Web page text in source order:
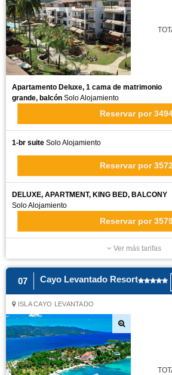
Apartamento Deluxe, 1 cama de matrimonio
grande, balcón Solo Alojamiento
Reservar por
1-br suite Solo Alojamiento
Reservar por
DELUXE, APARTMENT, KING BED, BALCONY
Solo Alojamiento
Reservar por
Ver más tarifas
07 Cayo Levantado Resort
ISLA CAYO LEVANTADO